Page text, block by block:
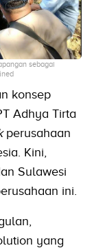
sebagai
konsep
Adhya Tirta
perusahaan
Kini,
Sulawesi
ini.
yang